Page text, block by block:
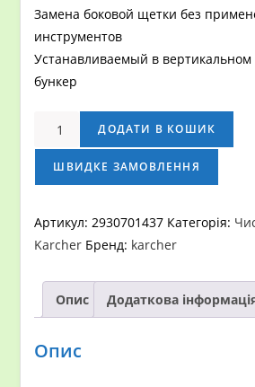
Замена боковой щетки без
инструментов
Устанавливаемый в
бункер
РУЧНАЯ
ПОДМЕТАЛЬНАЯ
МАШИНА
S
TWIN
ДОДАТИ В КОШИК
ШВИДКЕ ЗАМОВЛЕННЯ
Артикул:2930701437 Категорія:
Karcher Бренд: karcher
Опис Додаткова
Опис